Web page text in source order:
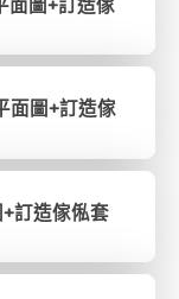
面圖+訂造傢
面圖+訂造傢
訂造傢俬套